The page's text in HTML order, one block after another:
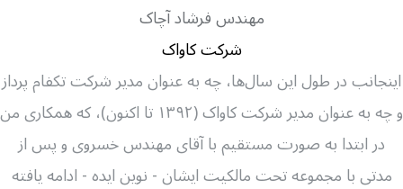
مهندس فرشاد آچاک
شرکت کاواک
اینجانب در طول این سال‌ها، چه به عنوان مدیر شرکت تکفام پرداز
و چه به عنوان مدیر شرکت کاواک (۱۳۹۲ تا اکنون)، که همکاری من
در ابتدا به صورت مستقیم با آقای مهندس خسروی و پس از
مدتی با مجموعه تحت مالکیت ایشان - نوین ایده - ادامه یافته